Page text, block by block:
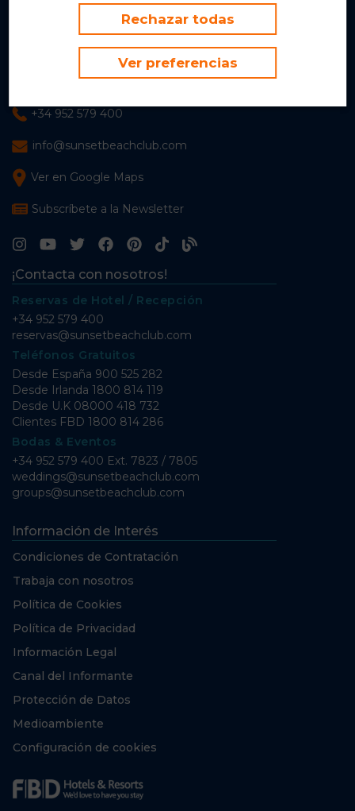
Sunset Beach Club
Benalmádena Costa, 29630
+34 952 579 400
info@sunsetbeachclub.com
Ver en Google Maps
Subscríbete a la Newsletter
¡Contacta con nosotros!
Reservas de Hotel / Recepción
+34 952 579 400
reservas@sunsetbeachclub.com
Teléfonos Gratuitos
Desde España 900 525 282
Desde Irlanda 1800 814 119
Desde U.K 08000 418 732
Clientes FBD 1800 814 286
Bodas & Eventos
+34 952 579 400 Ext. 7823 / 7805
weddings@sunsetbeachclub.com
groups@sunsetbeachclub.com
Información de Interés
Condiciones de Contratación
Trabaja con nosotros
Política de Cookies
Política de Privacidad
Información Legal
Canal del Informante
Protección de Datos
Medioambiente
Configuración de cookies
Rechazar todas
Ver preferencias